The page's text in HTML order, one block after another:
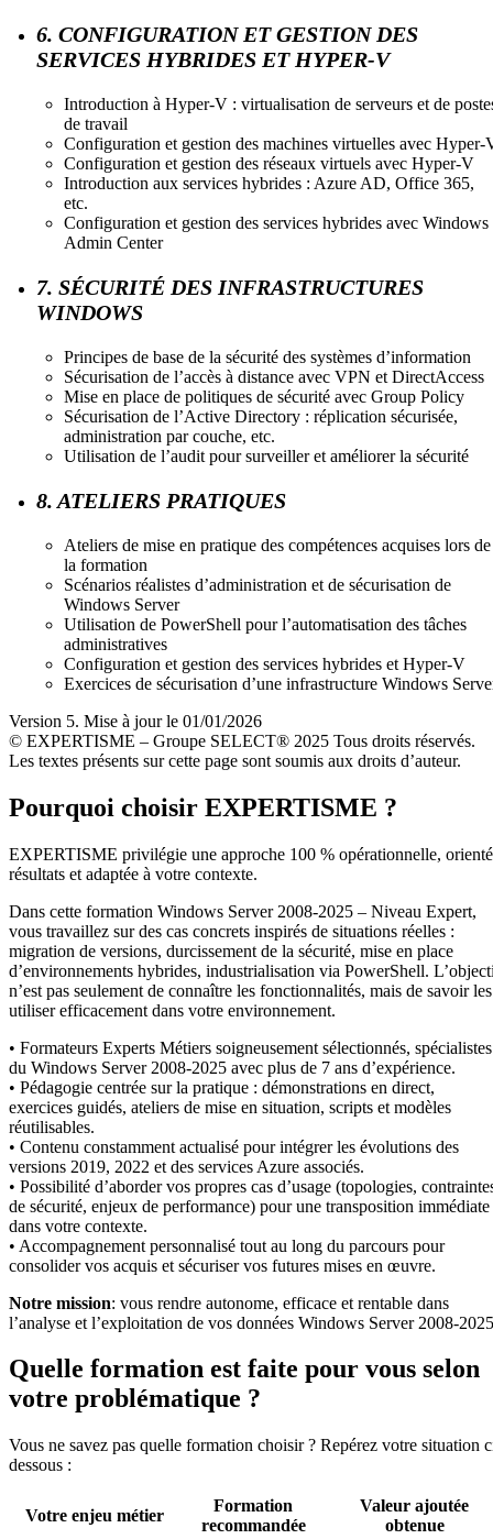
6. CONFIGURATION ET GESTION DES
SERVICES HYBRIDES ET HYPER-V
Introduction à Hyper-V : virtualisation de serveurs et de
de travail
Configuration et gestion des machines virtuelles avec Hyper-
Configuration et gestion des réseaux virtuels avec Hyper-V
Introduction aux services hybrides : Azure AD, Office 365,
etc.
Configuration et gestion des services hybrides avec Windows
Admin Center
7. SÉCURITÉ DES INFRASTRUCTURES
WINDOWS
Principes de base de la sécurité des systèmes d’information
Sécurisation de l’accès à distance avec VPN et DirectAccess
Mise en place de politiques de sécurité avec Group Policy
Sécurisation de l’Active Directory : réplication sécurisée,
administration par couche, etc.
Utilisation de l’audit pour surveiller et améliorer la sécurité
8. ATELIERS PRATIQUES
Ateliers de mise en pratique des compétences acquises lors de
la formation
Scénarios réalistes d’administration et de sécurisation de
Windows Server
Utilisation de PowerShell pour l’automatisation des tâches
administratives
Configuration et gestion des services hybrides et Hyper-V
Exercices de sécurisation d’une infrastructure Windows
Version 5. Mise à jour le 01/01/2026
© EXPERTISME – Groupe SELECT® 2025 Tous droits réservés.
Les textes présents sur cette page sont soumis aux droits d’auteur.
Pourquoi choisir EXPERTISME ?
EXPERTISME privilégie une approche 100 % opérationnelle,
résultats et adaptée à votre contexte.
Dans cette formation Windows Server 2008-2025 – Niveau Expert,
vous travaillez sur des cas concrets inspirés de situations réelles :
migration de versions, durcissement de la sécurité, mise en place
d’environnements hybrides, industrialisation via PowerShell.
n’est pas seulement de connaître les fonctionnalités, mais de savoir les
utiliser efficacement dans votre environnement.
• Formateurs Experts Métiers soigneusement sélectionnés, spécialistes
du Windows Server 2008-2025 avec plus de 7 ans d’expérience.
• Pédagogie centrée sur la pratique : démonstrations en direct,
exercices guidés, ateliers de mise en situation, scripts et modèles
réutilisables.
• Contenu constamment actualisé pour intégrer les évolutions des
versions 2019, 2022 et des services Azure associés.
• Possibilité d’aborder vos propres cas d’usage (topologies,
de sécurité, enjeux de performance) pour une transposition immédiate
dans votre contexte.
• Accompagnement personnalisé tout au long du parcours pour
consolider vos acquis et sécuriser vos futures mises en œuvre.
Notre mission: vous rendre autonome, efficace et rentable dans
l’analyse et l’exploitation de vos données Windows Server 2008-
Quelle formation est faite pour vous selon
votre problématique ?
Vous ne savez pas quelle formation choisir ? Repérez votre situation
dessous :
Votre enjeu métier
Formation
recommandée
Valeur ajoutée
obtenue